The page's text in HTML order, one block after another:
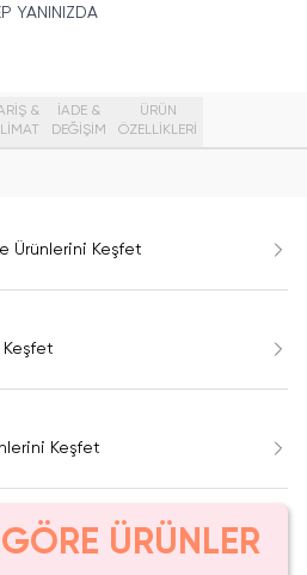
YANINIZDA
&
İADE &
DEĞİŞİM
ÜRÜN
ÖZELLIKLERI
Ürünlerini Keşfet
Keşfet
Keşfet
ÜRÜNLER